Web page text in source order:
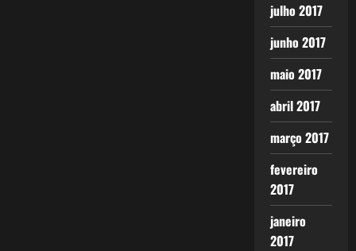
julho 2017
junho 2017
maio 2017
abril 2017
março 2017
fevereiro
2017
janeiro
2017